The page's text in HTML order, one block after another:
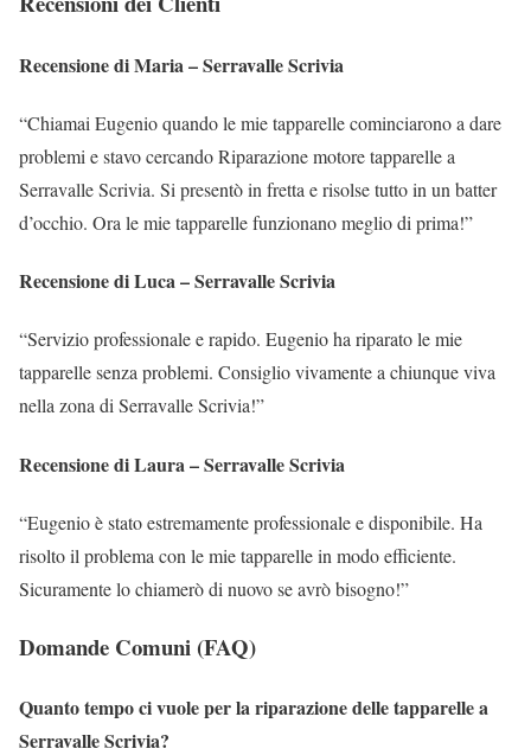
Recensione di Maria – Serravalle Scrivia
“Chiamai Eugenio quando le mie tapparelle cominciarono a dare
problemi e stavo cercando Riparazione motore tapparelle a
Serravalle Scrivia. Si presentò in fretta e risolse tutto in un batter
d’occhio. Ora le mie tapparelle funzionano meglio di prima!”
Recensione di Luca – Serravalle Scrivia
“Servizio professionale e rapido. Eugenio ha riparato le mie
tapparelle senza problemi. Consiglio vivamente a chiunque viva
nella zona di Serravalle Scrivia!”
Recensione di Laura – Serravalle Scrivia
“Eugenio è stato estremamente professionale e disponibile. Ha
risolto il problema con le mie tapparelle in modo efficiente.
Sicuramente lo chiamerò di nuovo se avrò bisogno!”
Domande Comuni (FAQ)
Quanto tempo ci vuole per la riparazione delle tapparelle a
Serravalle Scrivia?